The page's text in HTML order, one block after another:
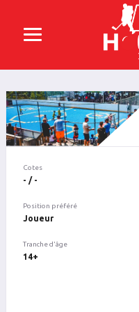
Cotes
- / -
Position préféré
Joueur
Tranche d'âge
14+